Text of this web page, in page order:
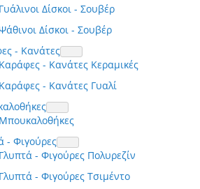
Γυάλινοι Δίσκοι - Σουβέρ
Δίσκοι - Σουβέρ
- Κανάτες
Καράφες - Κανάτες Κεραμικές
Καράφες - Κανάτες Γυαλί
Μπουκαλοθήκες
- Φιγούρες
Γλυπτά - Φιγούρες Πολυρεζίν
Γλυπτά - Φιγούρες Τσιμέντο